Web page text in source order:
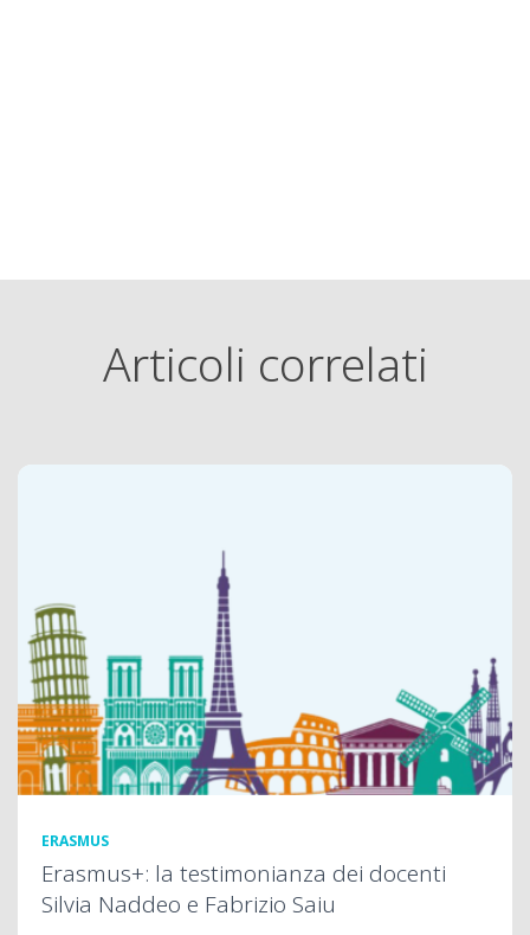
Articoli correlati
ERASMUS
Erasmus+: la testimonianza dei docenti
Silvia Naddeo e Fabrizio Saiu